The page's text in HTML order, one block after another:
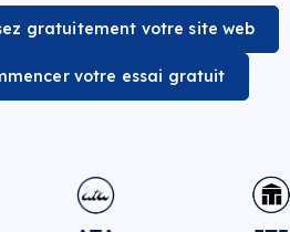
gratuitement votre site web
votre essai gratuit